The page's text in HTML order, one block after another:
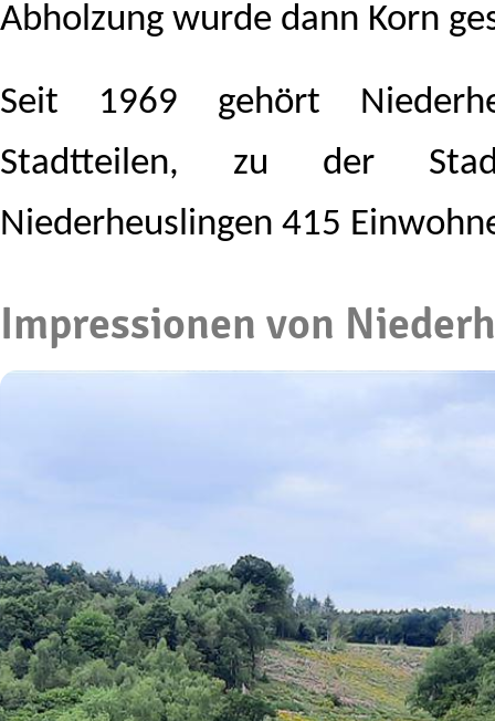
Abholzung wurde dann Korn
Seit 1969 gehört
Stadtteilen, zu der
Niederheuslingen 415
Impressionen von